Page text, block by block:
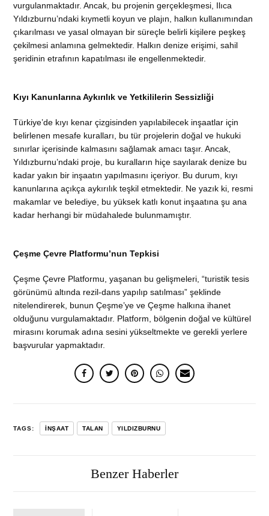
vurgulanmaktadır. Ancak, bu projenin gerçekleşmesi, Ilıca
Yıldızburnu’ndaki kıymetli koyun ve plajın, halkın kullanımından
çıkarılması ve yasal olmayan bir süreçle belirli kişilere peşkeş
çekilmesi anlamına gelmektedir. Halkın denize erişimi, sahil
şeridinin etrafının kapatılması ile engellenmektedir.
Kıyı Kanunlarına Aykırılık ve Yetkililerin Sessizliği
Türkiye’de kıyı kenar çizgisinden yapılabilecek inşaatlar için
belirlenen mesafe kuralları, bu tür projelerin doğal ve hukuki
sınırlar içerisinde kalmasını sağlamak amacı taşır. Ancak,
Yıldızburnu’ndaki proje, bu kuralların hiçe sayılarak denize bu
kadar yakın bir inşaatın yapılmasını içeriyor. Bu durum, kıyı
kanunlarına açıkça aykırılık teşkil etmektedir. Ne yazık ki, resmi
makamlar ve belediye, bu yüksek katlı konut inşaatına şu ana
kadar herhangi bir müdahalede bulunmamıştır.
Çeşme Çevre Platformu’nun Tepkisi
Çeşme Çevre Platformu, yaşanan bu gelişmeleri, “turistik tesis
görünümü altında rezil-dans yapılıp satılması” şeklinde
nitelendirerek, bunun Çeşme’ye ve Çeşme halkına ihanet
olduğunu vurgulamaktadır. Platform, bölgenin doğal ve kültürel
mirasını korumak adına sesini yükseltmekte ve gerekli yerlere
başvurular yapmaktadır.
TAGS: INŞAAT TALAN YILDIZBURNU
Benzer Haberler